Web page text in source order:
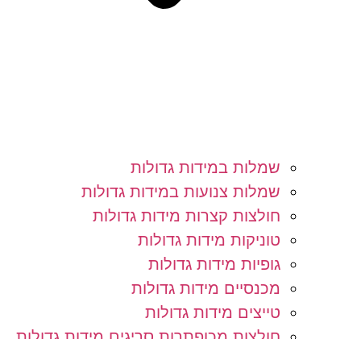
שמלות במידות גדולות
שמלות צנועות במידות גדולות
חולצות קצרות מידות גדולות
טוניקות מידות גדולות
גופיות מידות גדולות
מכנסיים מידות גדולות
טייצים מידות גדולות